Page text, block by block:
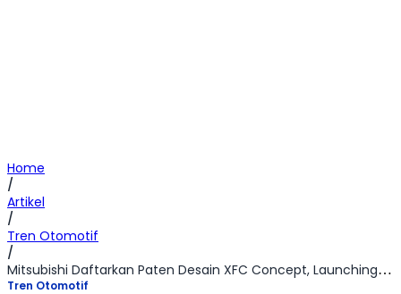
Home
/
Artikel
/
Tren Otomotif
/
Mitsubishi Daftarkan Paten Desain XFC Concept, Launching di GIIAS 2023?
Tren Otomotif